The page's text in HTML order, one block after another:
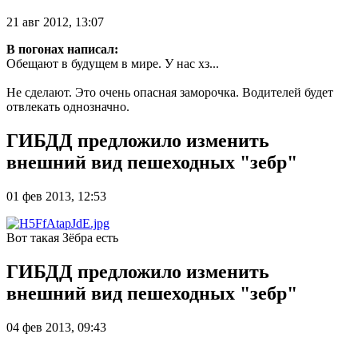
21 авг 2012, 13:07
В погонах написал:
Обещают в будущем в мире. У нас хз...
Не сделают. Это очень опасная заморочка. Водителей будет
отвлекать однозначно.
ГИБДД предложило изменить
внешний вид пешеходных "зебр"
01 фев 2013, 12:53
Вот такая Зёбра есть
ГИБДД предложило изменить
внешний вид пешеходных "зебр"
04 фев 2013, 09:43